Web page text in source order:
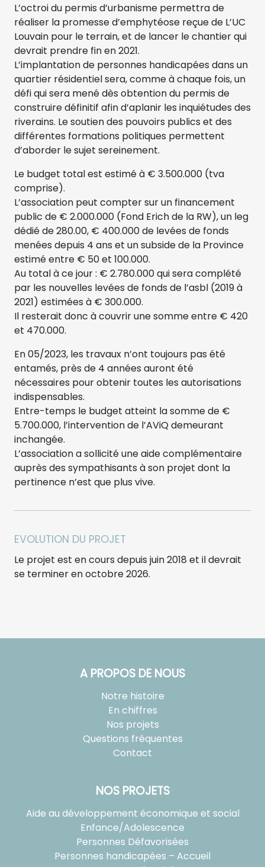
L’octroi du permis d’urbanisme permettra de
réaliser la promesse d’emphytéose reçue de L’UC
Louvain pour le terrain, et de lancer le chantier qui
devrait prendre fin en 2021.
L’implantation de personnes handicapées dans un
quartier résidentiel sera, comme à chaque fois, un
défi qui sera mené dès obtention du permis de
construire définitif afin d’aplanir les inquiétudes des
riverains. Le soutien des pouvoirs publics et des
différentes formations politiques permettent
d’aborder le sujet sereinement.
Le budget total est estimé à € 3.500.000 (tva
comprise).
L’association peut compter sur un financement
public de € 2.000.000 (Fond Erich de la RW), un leg
dédié de 280.00, € 400.000 de levées de fonds
menées depuis 4 ans et un subside de la Province
estimé entre € 50 et 100.000.
Au total à ce jour : € 2.780.000 qui sera complété
par les nouvelles levées de fonds de l’asbl (2019 à
2021) estimées à € 300.000.
Il resterait donc à couvrir une somme entre € 420
et 470.000.
En 05/2023, les travaux n’ont toujours pas été
entamés, près de 4 années auront été
nécessaires pour obtenir toutes les autorisations
indispensables.
Entre-temps le budget atteint la somme de €
5.700.000, l’intervention de l’AViQ demeurant
inchangée.
L’association a sollicité une aide complémentaire
auprès des sympathisants à son projet dont la
pertinence n’est que plus vive.
EVOLUTION DU PROJET
Le projet est en cours depuis juin 2018 et il devrait
se terminer en octobre 2026.
A PROPOS DE NOUS
Notre histoire
En chiffres
Nos projets
Questions fréquentes
Contact
NOS PROJETS
Aide au développement économique et social
Enfance/Adolescence
Personnes Défavorisées
Personnes handicapées – Accueil